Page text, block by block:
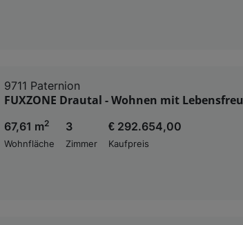
9711 Paternion
FUXZONE Drautal - Wohnen mit
67,61 m2
Wohnfläche
3
Zimmer
€ 292.654,00
Kaufpreis